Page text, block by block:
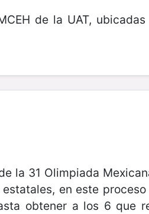
de la UAT,
la 31 Olimpiada
en este
obtener a los 6 que